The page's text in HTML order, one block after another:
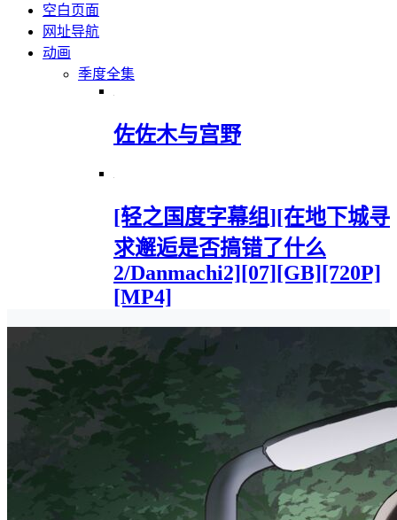
空白页面
网址导航
动画
季度全集
佐佐木与宫野
[轻之国度字幕组][在地下城寻
求邂逅是否搞错了什么
2/Danmachi2][07][GB][720P]
[MP4]